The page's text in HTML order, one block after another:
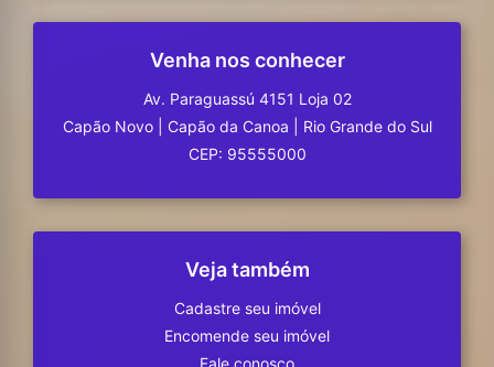
Venha nos conhecer
Av. Paraguassú 4151 Loja 02
Capão Novo
Capão da Canoa
Rio Grande do Sul
CEP: 95555000
Veja também
Cadastre seu imóvel
Encomende seu imóvel